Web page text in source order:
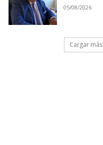
05/08/2026
Cargar más